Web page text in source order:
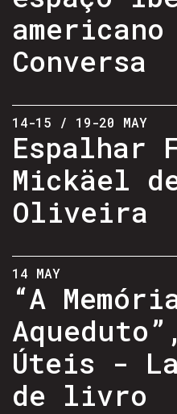
Conversa
14-15 / 19-20 MAY
Espalhar
Mickäel
Oliveira
14 MAY
“A
Úteis -
de livro